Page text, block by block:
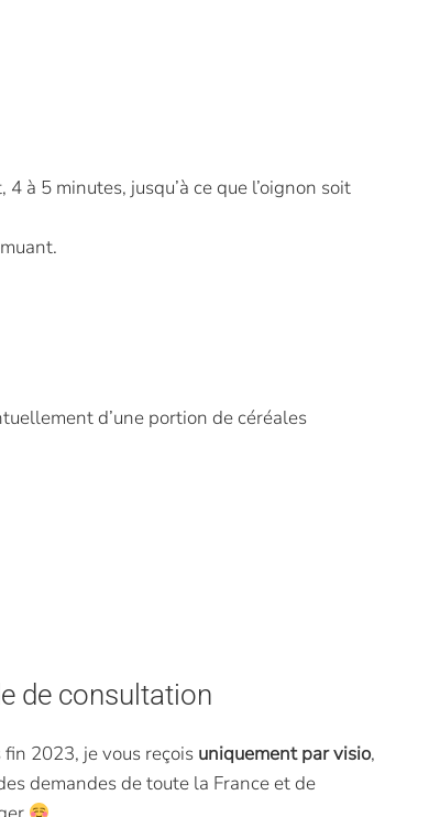
à 5 minutes, jusqu’à ce que l’oignon soit
d’une portion de céréales
de consultation
fin 2023, je vous reçois uniquement par visio,
demandes de toute la France et de